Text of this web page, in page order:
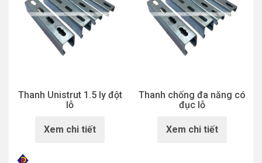
Thanh Unistrut 1.5 ly đột
lỗ
Xem chi tiết
Thanh chống đa năng có
đục lỗ
Xem chi tiết